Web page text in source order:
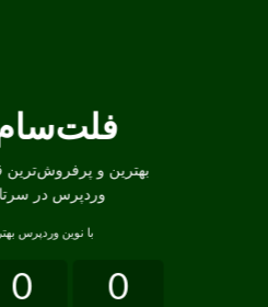
فلت‌سام
بهترین و
وردپرس در
با نوین وردپرس
0 0